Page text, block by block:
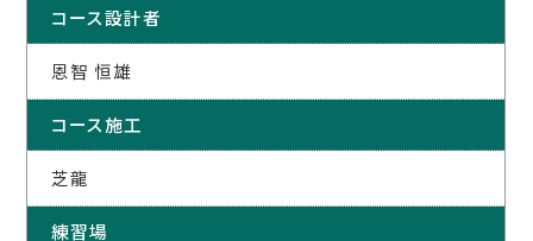
コース設計者
恩智 恒雄
コース施工
芝龍
練習場